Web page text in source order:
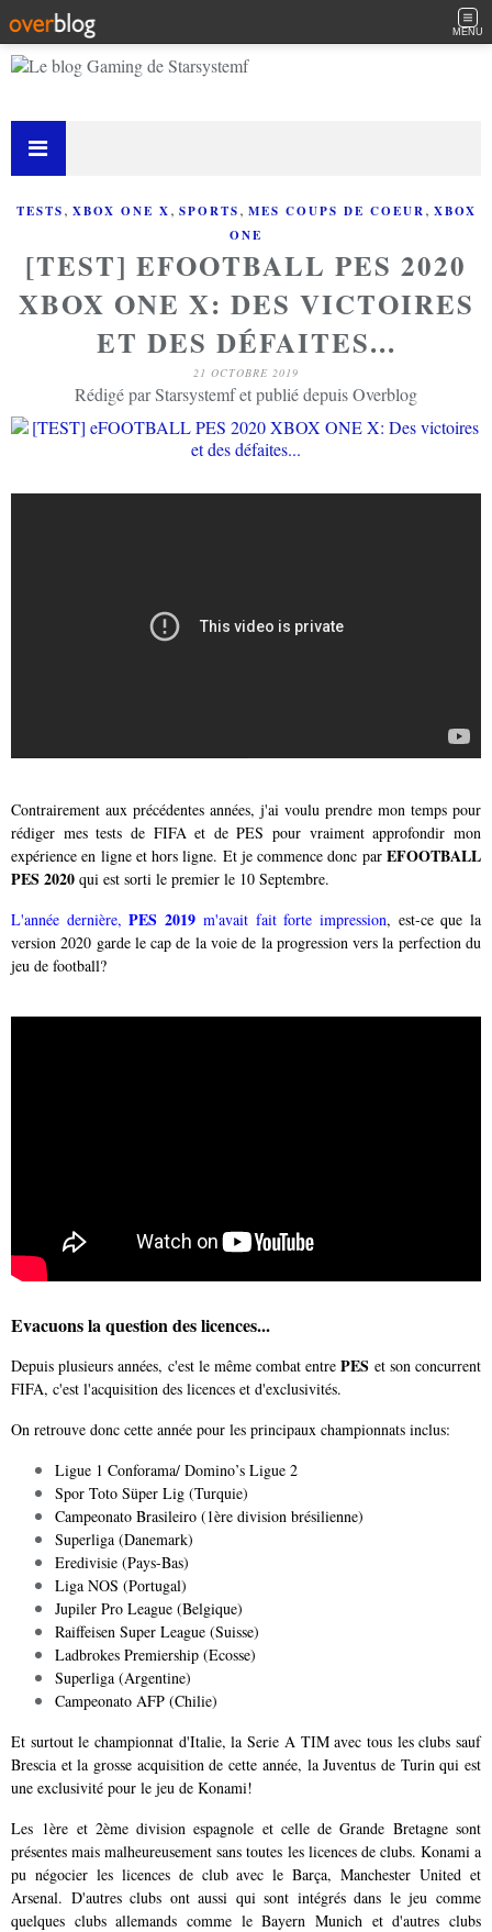
MENU
TESTS, XBOX ONE X, SPORTS, MES COUPS DE COEUR, XBOX
ONE
[TEST] EFOOTBALL PES 2020
XBOX ONE X: DES VICTOIRES
ET DES DÉFAITES...
21 OCTOBRE 2019
Rédigé par Starsystemf et publié depuis Overblog
Contrairement aux précédentes années, j'ai voulu prendre mon temps pour
rédiger mes tests de FIFA et de PES pour vraiment approfondir mon
expérience en ligne et hors ligne. Et je commence donc par EFOOTBALL
PES 2020 qui est sorti le premier le 10 Septembre.
L'année dernière,PES 2019 m'avait fait forte impression, est-ce que la
version 2020 garde le cap de la voie de la progression vers la perfection du
jeu de football?
Evacuons la question des licences...
Depuis plusieurs années, c'est le même combat entrePES et son concurrent
FIFA, c'est l'acquisition des licences et d'exclusivités.
On retrouve donc cette année pour les principaux championnats inclus:
Ligue 1 Conforama/ Domino’s Ligue 2
Spor Toto Süper Lig (Turquie)
Campeonato Brasileiro (1ère division brésilienne)
Superliga (Danemark)
Eredivisie (Pays-Bas)
Liga NOS (Portugal)
Jupiler Pro League (Belgique)
Raiffeisen Super League (Suisse)
Ladbrokes Premiership (Ecosse)
Superliga (Argentine)
Campeonato AFP (Chilie)
Et surtout le championnat d'Italie, la Serie A TIM avec tous les clubs sauf
Brescia et la grosse acquisition de cette année, la Juventus de Turin qui est
une exclusivité pour le jeu de Konami!
Les 1ère et 2ème division espagnole et celle de Grande Bretagne sont
présentes mais malheureusement sans toutes les licences de clubs. Konami a
pu négocier les licences de club avec le Barça, Manchester United et
Arsenal. D'autres clubs ont aussi qui sont intégrés dans le jeu comme
quelques clubs allemands comme le Bayern Munich et d'autres clubs